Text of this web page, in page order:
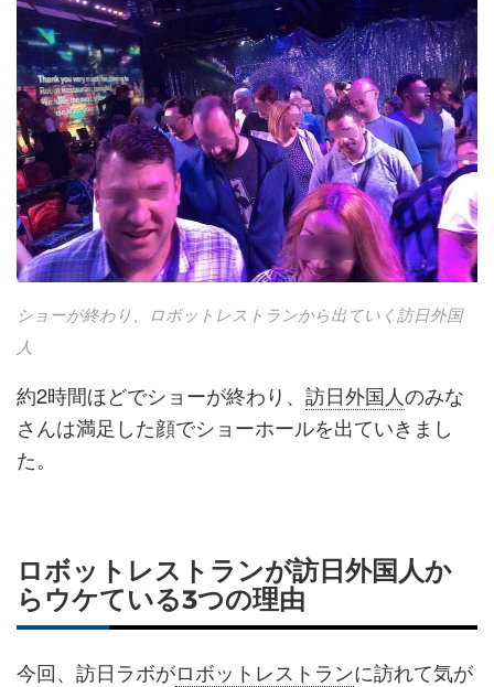
ショーが終わり、ロボットレストランから出ていく訪日外国
人
約2時間ほどでショーが終わり、 訪日外国人のみな
さんは満足した顔でショーホールを出ていきまし
た。
ロボットレストランが訪日外国人か
らウケている3つの理由
今回、訪日ラボがロボットレストランに訪れて気が